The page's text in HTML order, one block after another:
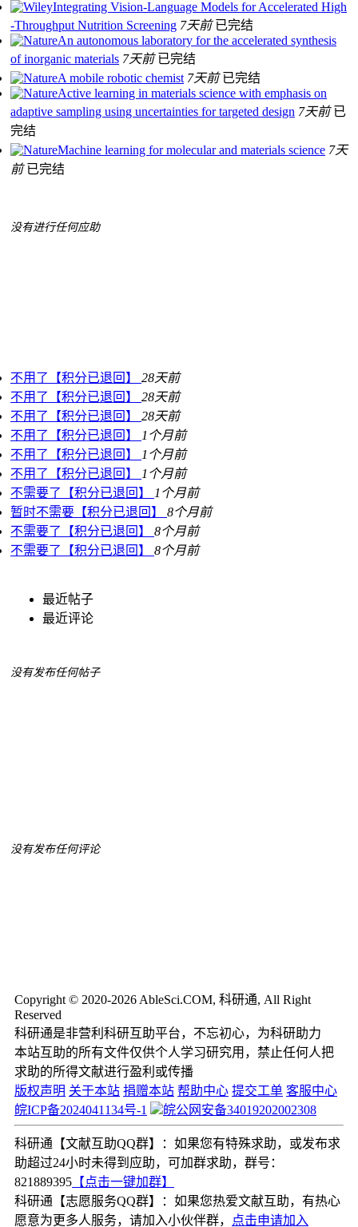
Integrating Vision‐Language Models for Accelerated High
‐Throughput Nutrition Screening 7天前 已完结
An autonomous laboratory for the accelerated synthesis
of inorganic materials 7天前 已完结
A mobile robotic chemist 7天前 已完结
Active learning in materials science with emphasis on
adaptive sampling using uncertainties for targeted design 7天前 已
完结
Machine learning for molecular and materials science 7天
前 已完结
没有进行任何应助
不用了【积分已退回】 28天前
不用了【积分已退回】 28天前
不用了【积分已退回】 28天前
不用了【积分已退回】
1个月前
不用了【积分已退回】
1个月前
不用了【积分已退回】
1个月前
不需要了【积分已退回】
1个月前
暂时不需要【积分已退回】 8个月前
不需要了【积分已退回】 8个月前
不需要了【积分已退回】 8个月前
最近帖子
最近评论
没有发布任何帖子
没有发布任何评论
Copyright © 2020-2026 AbleSci.COM, 科研通, All Right
Reserved
科研通是非营利科研互助平台，不忘初心，为科研助力
本站互助的所有文件仅供个人学习研究用，禁止任何人把
求助的所得文献进行盈利或传播
版权声明 关于本站 捐赠本站 帮助中心 提交工单 客服中心
皖ICP备2024041134号-1
皖公网安备34019202002308
科研通【文献互助QQ群】：如果您有特殊求助，或发布求
助超过24小时未得到应助，可加群求助，群号：
821889395 【点击一键加群】
科研通【志愿服务QQ群】：如果您热爱文献互助，有热心
愿意为更多人服务，请加入小伙伴群，
点击申请加入